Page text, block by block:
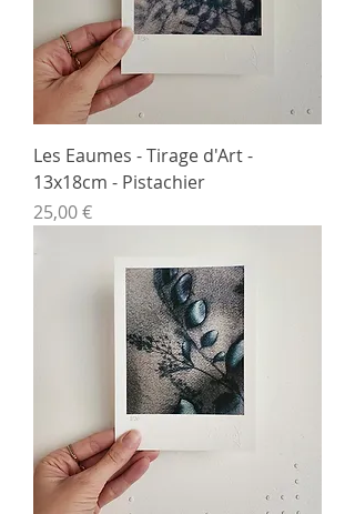
Les Eaumes - Tirage d'Art -
13x18cm - Pistachier
Prix
25,00 €